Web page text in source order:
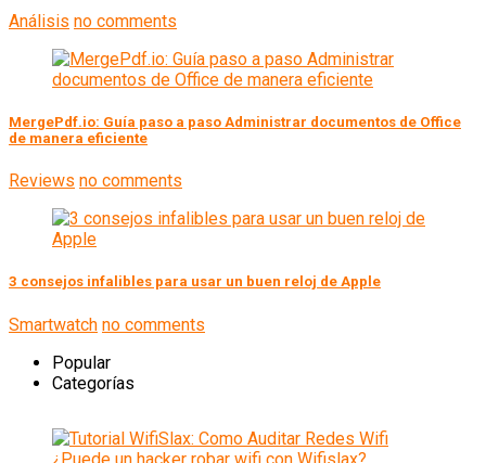
Análisis no comments
MergePdf.io: Guía paso a paso Administrar documentos de Office
de manera eficiente
Reviews no comments
3 consejos infalibles para usar un buen reloj de Apple
Smartwatch no comments
Popular
Categorías